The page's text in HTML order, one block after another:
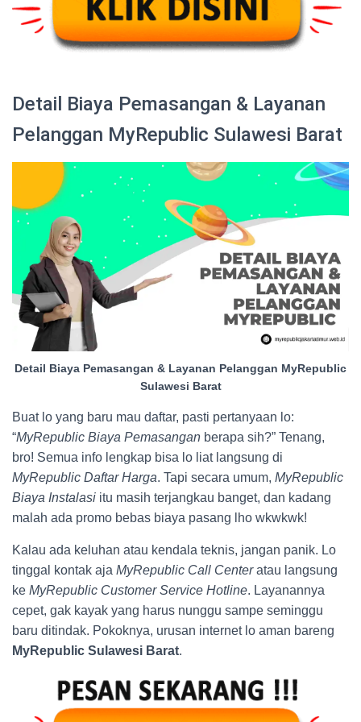
Detail Biaya Pemasangan & Layanan
Pelanggan MyRepublic Sulawesi Barat
Detail Biaya Pemasangan & Layanan Pelanggan MyRepublic
Sulawesi Barat
Buat lo yang baru mau daftar, pasti pertanyaan lo:
“MyRepublic Biaya Pemasangan berapa sih?” Tenang,
bro! Semua info lengkap bisa lo liat langsung di
MyRepublic Daftar Harga. Tapi secara umum, MyRepublic
Biaya Instalasi itu masih terjangkau banget, dan kadang
malah ada promo bebas biaya pasang lho wkwkwk!
Kalau ada keluhan atau kendala teknis, jangan panik. Lo
tinggal kontak aja MyRepublic Call Centeratau langsung
ke MyRepublic Customer Service Hotline. Layanannya
cepet, gak kayak yang harus nunggu sampe seminggu
baru ditindak. Pokoknya, urusan internet lo aman bareng
MyRepublic Sulawesi Barat.